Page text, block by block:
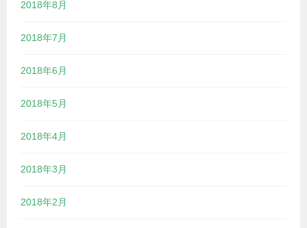
2018年8月
2018年7月
2018年6月
2018年5月
2018年4月
2018年3月
2018年2月